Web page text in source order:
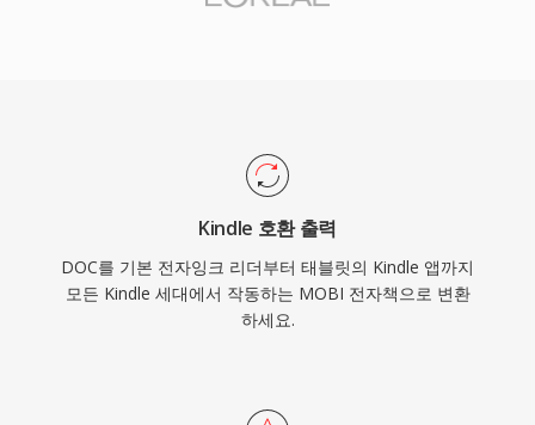
Kindle 호환 출력
DOC를 기본 전자잉크 리더부터 태블릿의 Kindle 앱까지
모든 Kindle 세대에서 작동하는 MOBI 전자책으로 변환
하세요.